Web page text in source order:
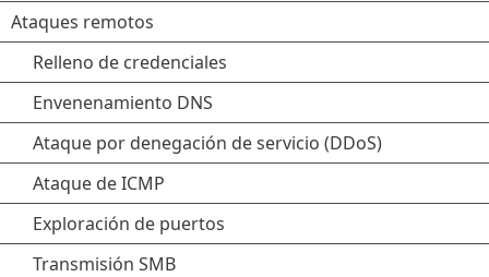
Ataques remotos
Relleno de credenciales
Envenenamiento DNS
Ataque por denegación de servicio (DDoS)
Ataque de ICMP
Exploración de puertos
Transmisión SMB